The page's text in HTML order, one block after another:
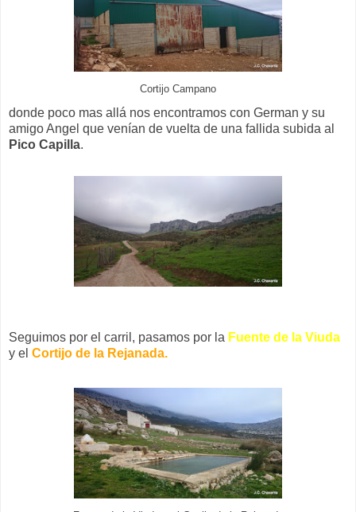
Cortijo Campano
donde poco mas allá nos encontramos con German y su
amigo Angel que venían de vuelta de una fallida subida al
Pico Capilla.
Seguimos por el carril, pasamos por la Fuente de la Viuda
y el Cortijo de la Rejanada.